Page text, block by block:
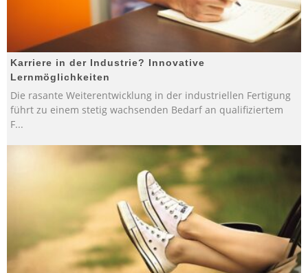
Karriere in der Industrie? Innovative
Lernmöglichkeiten
Die rasante Weiterentwicklung in der industriellen Fertigung
führt zu einem stetig wachsenden Bedarf an qualifiziertem
F...